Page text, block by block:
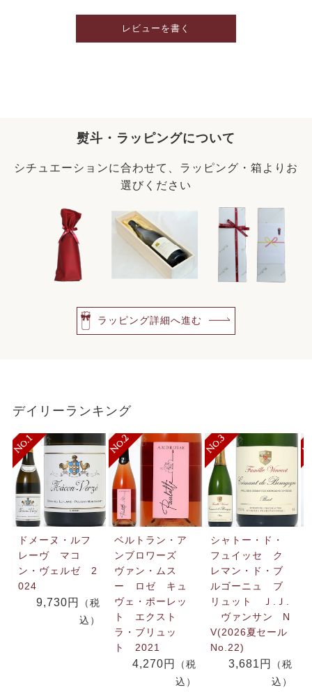
レビューを書く
熨斗・ラッピングについて
シチュエーションに合わせて、ラッピング・箱よりお
選びください
ラッピング詳細へ進む
デイリーランキング
ドメーヌ・ルフ
レーヴ マコ
ン・ヴェルゼ 2
024
9,730円
（税
込）
ベルトラン・ア
ンブロワーズ
ヴァン・ムス
ー ロゼ キュ
ヴェ・ポーレッ
ト エクスト
ラ・ブリュッ
ト 2021
4,270円
（税
込）
シャトー・ド・
フュイッセ ク
レマン・ド・ブ
ルゴーニュ ブ
リュット Ｊ.Ｊ.
ヴァンサン N
V(2026夏セール
No.22)
3,681円
（税
込）